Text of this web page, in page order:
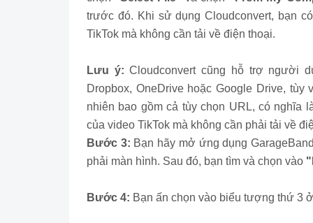
trước đó. Khi sử dụng Cloudconvert, bạn
TikTok mà không cần tải về điện thoại.
Lưu ý: Cloudconvert cũng hỗ trợ người
Dropbox, OneDrive hoặc Google Drive,
nhiên bao gồm cả tùy chọn URL, có nghĩa
của video TikTok mà không cần phải tải về
Bước 3: Bạn hãy mở ứng dụng
phải màn hình. Sau đó, bạn tìm và chọn vào
Bước 4: Bạn ấn chọn vào biểu tượng thứ 3